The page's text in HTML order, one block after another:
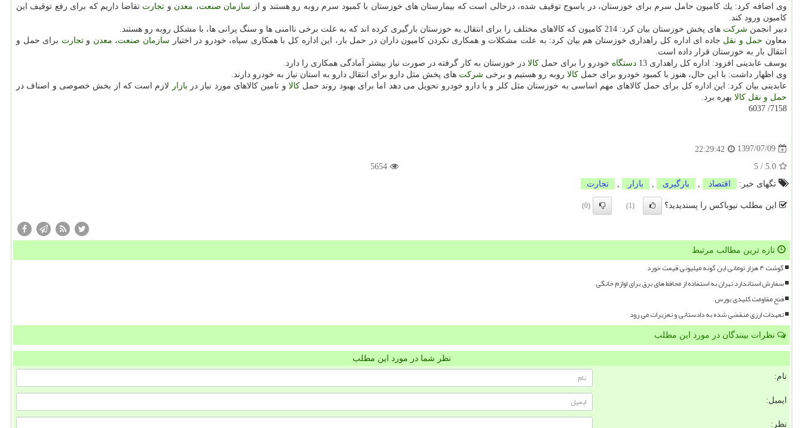
وی اضافه كرد: یك كامیون حامل سرم برای خوزستان، در یاسوج توقیف شده، درحالی است كه بیمارستان های خوزستان با كمبود سرم روبه رو هستند و از سازمان صنعت، معدن و تجارت تقاضا داریم كه برای رفع توقیف این
كامیون ورود كند.
دبیر انجمن شركت های پخش خوزستان بیان كرد: 214 كامیون كه كالاهای مختلف را برای انتقال به خوزستان بارگیری كرده اند كه به علت برخی ناامنی ها و سنگ پرانی ها، با مشكل روبه رو هستند.
معاون حمل و نقل جاده ای اداره كل راهداری خوزستان هم بیان كرد: به علت مشكلات و همكاری نكردن كامیون داران در حمل بار، این اداره كل با همكاری سپاه، خودرو در اختیار سازمان صنعت، معدن وتجارت برای حمل و
انتقال بار به خوزستان قرار داده است.
یوسف عابدینی افزود: اداره كل راهداری 13
دستگاه خودرو را برای حمل كالا در خوزستان به كار گرفته در صورت نیاز بیشتر آمادگی همكاری را دارد.
وی اظهار داشت: با این حال، هنوز با كمبود خودرو برای حمل كالا روبه رو هستیم و برخی شركت های پخش مثل دارو برای انتقال دارو به استان نیاز به خودرو دارند.
عابدینی بیان كرد: این اداره كل برای حمل كالاهای مهم اساسی به خوزستان مثل كلر و یا دارو خودرو تحویل می دهد اما برای بهبود روند حملكالا و تامین كالاهای مورد نیاز در بازار
لازم است كه از بخش خصوصی و اصناف در
حمل و نقل كالا بهره برد.
7158/ 6037
1397/07/09
22:29:42
5.0
/
5
5654
تگهای خبر:
اقتصاد بارگیری بازار تجارت
این مطلب نیوباکس را پسندیدید؟ (1)
(0)
تازه ترین مطالب مرتبط
گوشت ۴ هزار تومانی این گونه میلیونی قیمت خورد
سفارش استاندارد تهران به استفاده از محافظ های برق برای لوازم خانگی
فتح مقاومت کلیدی بورس
تعهدات ارزی منقضی شده به دادستانی و تعزیرات می رود
نظرات بینندگان در مورد این مطلب
نظر شما در مورد این مطلب
نام:
ایمیل:
نظر: